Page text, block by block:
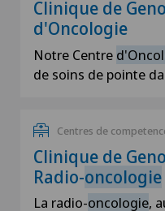
Clinique de
d'Oncologie
Notre Centre
de soins de pointe
Centres de
Clinique de
Radio-oncologie
La radio-oncologie,